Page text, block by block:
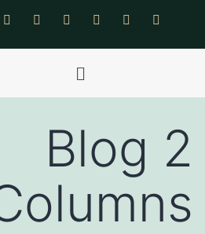
العربية